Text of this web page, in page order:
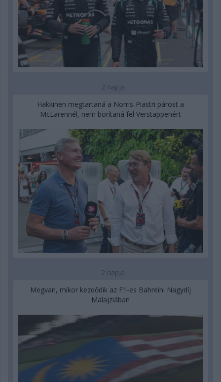
2 napja
Hakkinen megtartaná a Norris-Piastri párost a
McLarennél, nem borítaná fel Verstappenért
2 napja
Megvan, mikor kezdődik az F1-es Bahreini Nagydíj
Malajziában